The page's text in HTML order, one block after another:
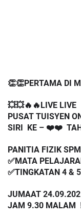
👏👏PERTAMA DI
💥💥🔥🔥LIVE LIVE
PUSAT TUISYEN
SIRI  KE – ❤️❤️
PANITIA FIZIK SPM
✅MATA
✅TINGKATAN 4 & 5
JUMAAT
JAM 9.30 MALAM